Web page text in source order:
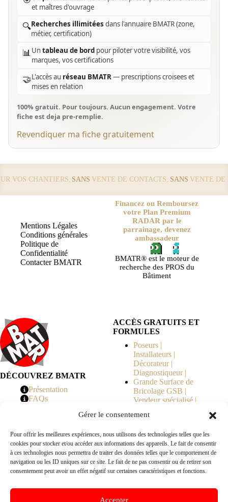
Gérer le consentement
Pour offrir les meilleures expériences, nous utilisons des technologies telles que les
cookies pour stocker et/ou accéder aux informations des appareils. Le fait de consentir
à ces technologies nous permettra de traiter des données telles que le comportement de
navigation ou les ID uniques sur ce site. Le fait de ne pas consentir ou de retirer son
consentement peut avoir un effet négatif sur certaines caractéristiques et fonctions.
Accepter
et maîtres d'ouvrage
🔍Recherches illimitées dans l'annuaire BMATR (zone,
métier, certification)
📊Untableau de bord pour piloter votre visibilité, vos
marques, vos certifications
🤝L'accès au réseau BMATR— prescriptions croisees et
mises en relation
100% gratuit. Pour toujours. Aucun engagement. Votre
fiche est deja pre-remplie.
Revendiquer ma fiche gratuitement
VOS CHANTIERS,SANSVENTE DE CONTACTS, SANSVENTE DE
Mentions Légales
Conditions générales
Politique de
Confidentialité
Contacter BMATR
Financez ou Remboursez
votre Plan Premium
RADAR par le
parrainage, devenez
ambassadeur
BMATR® est le moteur de
recherche des PROS du
Bâtiment
DÉCOUVREZ BMATR
Présentation
FAQs
ACCÈS GRATUITS ET
FORMULES
Poseurs |
Installateurs |
Décorateur |
Diagnostiqueur |
Grande Surface de
Bricolage GSB |
Vendeur spécialisé |
Copropriété | MOE |
en Travaux |
Fabricants | Marque |
© 2026 BMATR® — Tous droits réservés.